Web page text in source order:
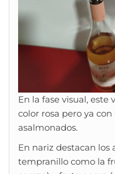
En la fase visual,
color rosa pero ya
asalmonados.
En nariz destacan los
tempranillo como la